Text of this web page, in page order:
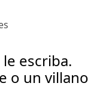
escriba.
o un villano